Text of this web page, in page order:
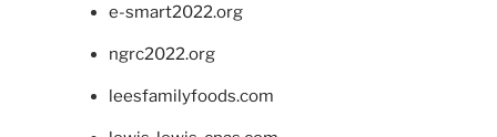
e-smart2022.org
ngrc2022.org
leesfamilyfoods.com